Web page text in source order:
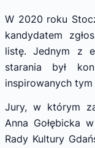
W 2020 roku
kandydatem
listę. Jednym z
starania był
inspirowanych
Jury, w którym
Anna Gołębicka
Rady Kultury